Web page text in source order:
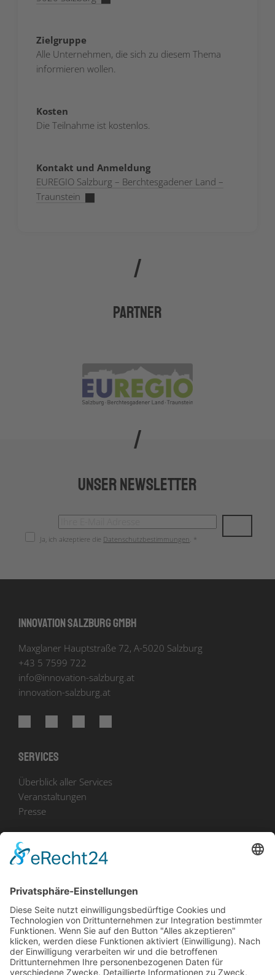
Zielgruppe
Alle Unternehmen, die sich zu diesem Thema
informieren wollen.
Kosten
Die Teilnahme ist kostenlos.
Kontakt und Anmeldung
EUREGIO Salzburg – Berchtesgadener Land –
Traunstein
Partner
Unser Newsletter
Ja, ich akzeptiere die Datenschutzbestimmungen. *
Innovation Salzburg GmbH
Maxglaner Hauptstraße 72, A-5020 Salzburg
+43 5 7599 722
info@innovation-salzburg.at
innovation-salzburg.at
Services
Überblick aller Services
Veranstaltungen
Presse
Bekanntmachungen
Zu uns
Unser Team
Arbeiten bei Innovation Salzburg
Anfahrt